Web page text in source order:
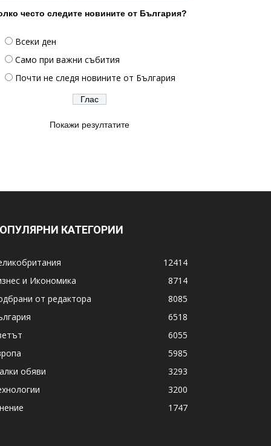
често следите новините от България?
Всеки ден
Само при важни събития
Почти не следя новините от България
Покажи резултатите
КАТЕГОРИИ
12414
и Икономика
8714
от редактора
8085
6518
6055
5985
обяви
3293
3200
1747